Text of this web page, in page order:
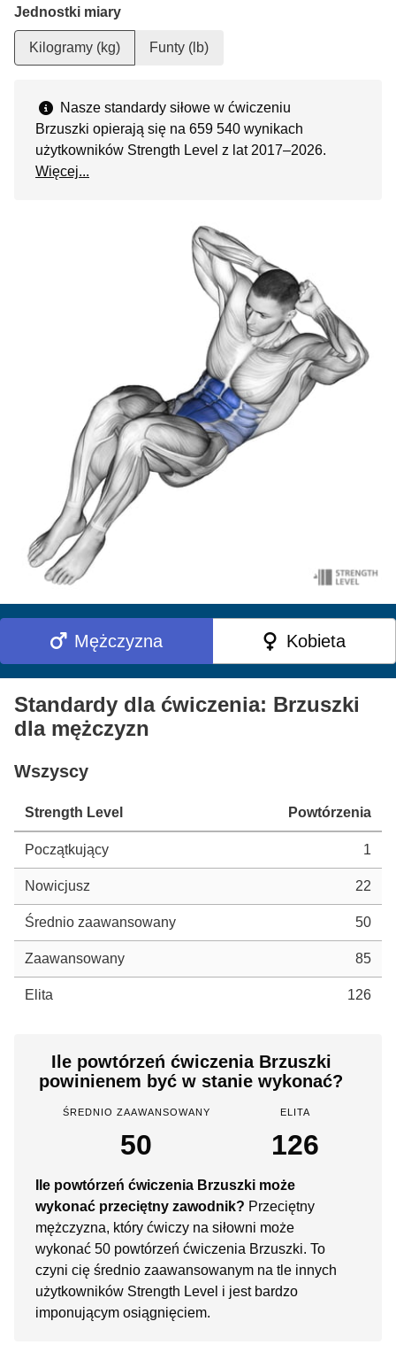
Jednostki miary
Kilogramy (kg) Funty (lb)
Nasze standardy siłowe w ćwiczeniu
Brzuszki opierają się na 659 540 wynikach
użytkowników Strength Level z lat 2017–2026.
Więcej...
Mężczyzna Kobieta
Standardy dla ćwiczenia: Brzuszki
dla mężczyzn
Wszyscy
Strength Level Powtórzenia
Początkujący 1
Nowicjusz 22
Średnio zaawansowany 50
Zaawansowany 85
Elita 126
Ile powtórzeń ćwiczenia Brzuszki
powinienem być w stanie wykonać?
ŚREDNIO ZAAWANSOWANY
50
ELITA
126
Ile powtórzeń ćwiczenia Brzuszki może
wykonać przeciętny zawodnik? Przeciętny
mężczyzna, który ćwiczy na siłowni może
wykonać 50 powtórzeń ćwiczenia Brzuszki. To
czyni cię średnio zaawansowanym na tle innych
użytkowników Strength Level i jest bardzo
imponującym osiągnięciem.